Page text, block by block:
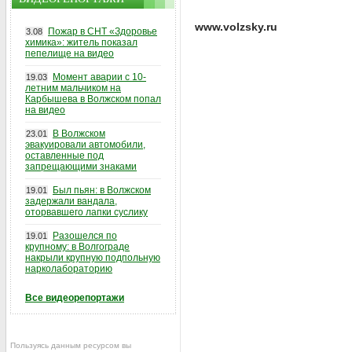
www.volzsky.ru
3.08
Пожар в СНТ «Здоровье
химика»: житель показал
пепелище на видео
19.03
Момент аварии с 10-
летним мальчиком на
Карбышева в Волжском попал
на видео
23.01
В Волжском
эвакуировали автомобили,
оставленные под
запрещающими знаками
19.01
Был пьян: в Волжском
задержали вандала,
оторвавшего лапки суслику
19.01
Разошелся по
крупному: в Волгограде
накрыли крупную подпольную
нарколабораторию
Все видеорепортажи
Пользуясь данным ресурсом вы